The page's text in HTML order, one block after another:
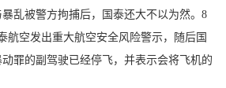
乱被警方拘捕后，国泰还大不以为然。8
航空发出重大航空安全风险警示，随后国
罪的副驾驶已经停飞，并表示会将飞机的